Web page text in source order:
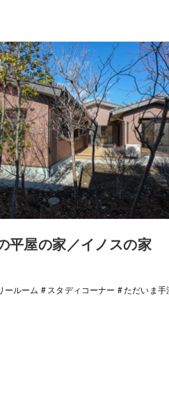
平屋の家／イノスの家
ールーム スタディコーナー ただいま手